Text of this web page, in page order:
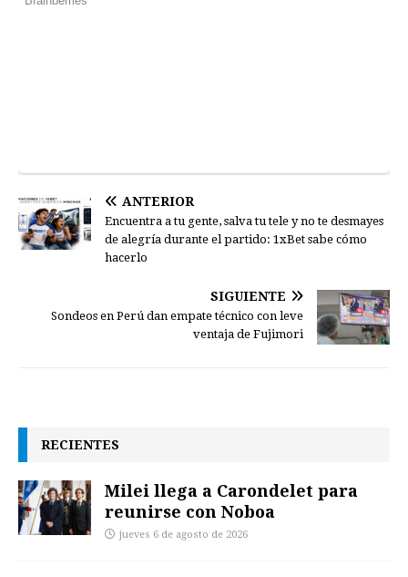
ANTERIOR
Encuentra a tu gente, salva tu tele y no te desmayes
de alegría durante el partido: 1xBet sabe cómo
hacerlo
SIGUIENTE
Sondeos en Perú dan empate técnico con leve
ventaja de Fujimori
RECIENTES
Milei llega a Carondelet para
reunirse con Noboa
jueves 6 de agosto de 2026